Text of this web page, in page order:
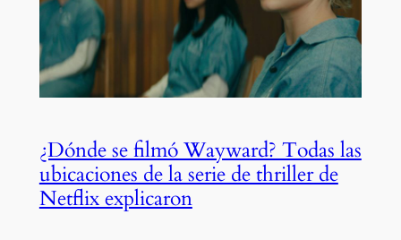
¿Dónde se filmó Wayward? Todas las
ubicaciones de la serie de thriller de
Netflix explicaron